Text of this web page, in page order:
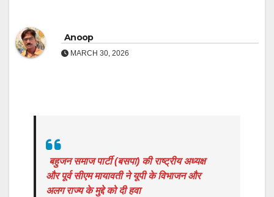
Anoop
MARCH 30, 2026
बहुजन समाज पार्टी (बसपा) की राष्ट्रीय अध्यक्ष
और पूर्व सीएम मायावती ने यूपी के विभाजन और
अलग राज्य के मुद्दे को दी हवा